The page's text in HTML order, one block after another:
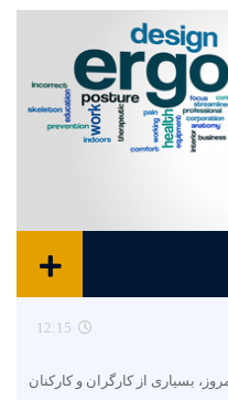
12:15
از کارگران و کارکنان